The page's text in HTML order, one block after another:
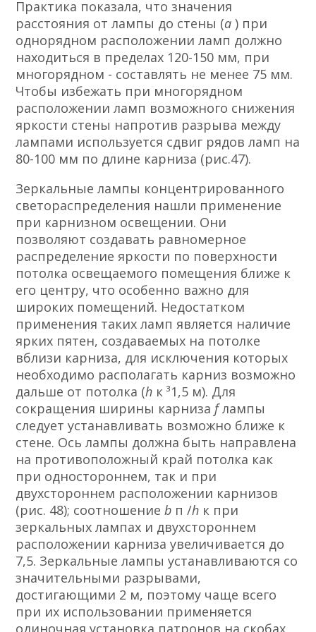
Практика показала, что значения
расстояния от лампы до стены (а) при
однорядном расположении ламп должно
находиться в пределах 120-150 мм, при
многорядном - составлять не менее 75 мм.
Чтобы избежать при многорядном
расположении ламп возможного снижения
яркости стены напротив разрыва между
лампами используется сдвиг рядов ламп на
80-100 мм по длине карниза (рис.47).
Зеркальные лампы концентрированного
светораспределения нашли применение
при карнизном освещении. Они
позволяют создавать равномерное
распределение яркости по поверхности
потолка освещаемого помещения ближе к
его центру, что особенно важно для
широких помещений. Недостатком
применения таких ламп является наличие
ярких пятен, создаваемых на потолке
вблизи карниза, для исключения которых
необходимо располагать карниз возможно
дальше от потолка (h к ³1,5 м). Для
сокращения ширины карниза fлампы
следует устанавливать возможно ближе к
стене. Ось лампы должна быть направлена
на противоположный край потолка как
при одностороннем, так и при
двухстороннем расположении карнизов
(рис. 48); соотношениеb п /h к при
зеркальных лампах и двухстороннем
расположении карниза увеличивается до
7,5. Зеркальные лампы устанавливаются со
значительными разрывами,
достигающими 2 м, поэтому чаще всего
при их использовании применяется
одиночная установка патронов на скобах,